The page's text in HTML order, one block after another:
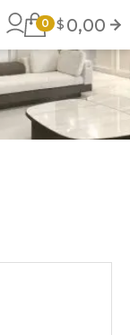
0 $ 0,00